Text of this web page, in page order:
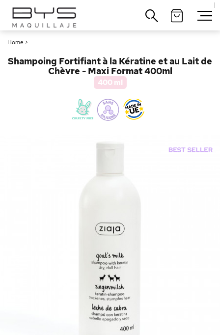
|
Home >
Shampoing Fortifiant à la Kératine et au Lait de
Chèvre - Maxi Format 400ml
400 ml
Cerrar